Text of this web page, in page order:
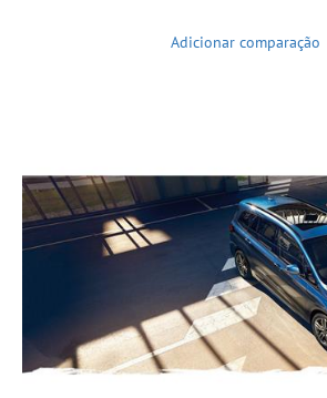
Adicionar comparação